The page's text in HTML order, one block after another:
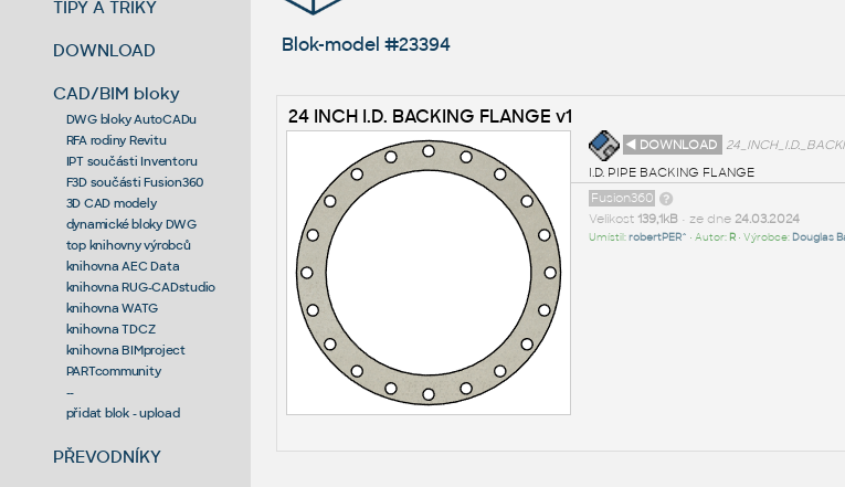
TIPY A TRIKY
DOWNLOAD
CAD/BIM bloky
DWG bloky AutoCADu
RFA rodiny Revitu
IPT součásti Inventoru
F3D součásti Fusion360
3D CAD modely
dynamické bloky DWG
top knihovny výrobců
knihovna AEC Data
knihovna RUG-CADstudio
knihovna WATG
knihovna TDCZ
knihovna BIMproject
PARTcommunity
--
přidat blok - upload
PŘEVODNÍKY
Blok-model #23394
24 INCH I.D. BACKING FLANGE v1
◄ DOWNLOAD
I.D. PIPE BACKING FLANGE
Fusion360
Velikost 139,1kB• ze dne 24.03.2024
Umístil:robertPER^ • Autor: R• Výrobce: Douglas